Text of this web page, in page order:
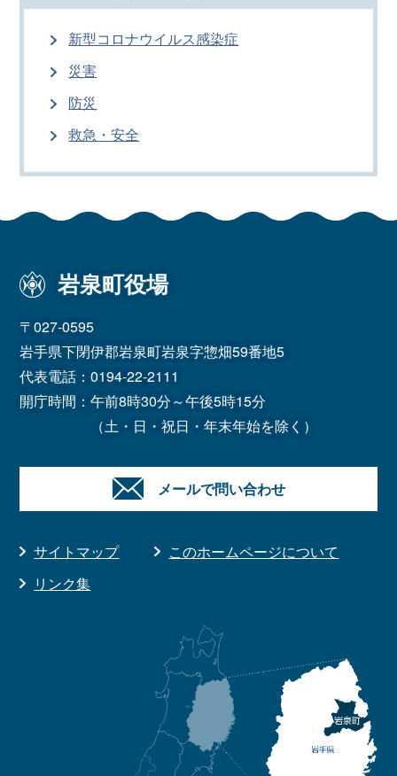
新型コロナウイルス感染症
災害
防災
救急・安全
岩泉町役場
〒027-0595
岩手県下閉伊郡岩泉町岩泉字惣畑59番地5
代表電話：0194-22-2111
開庁時間：午前8時30分～午後5時15分
（土・日・祝日・年末年始を除く）
メールで問い合わせ
サイトマップ
このホームページについて
リンク集